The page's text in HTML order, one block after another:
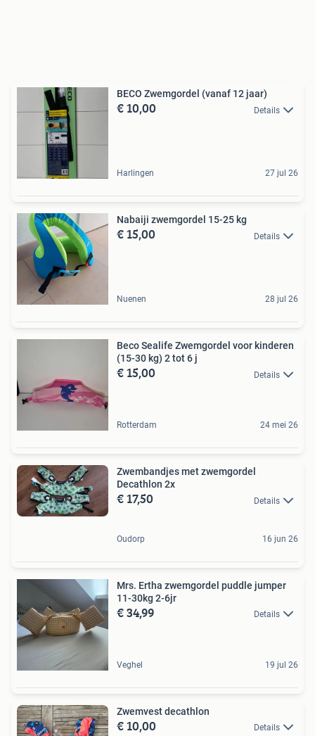
BECO Zwemgordel (vanaf 12 jaar)
€ 10,00 Details
Harlingen 27 jul 26
Nabaiji zwemgordel 15-25 kg
€ 15,00 Details
Nuenen 28 jul 26
Beco Sealife Zwemgordel voor kinderen
(15-30 kg) 2 tot 6 j
€ 15,00 Details
Rotterdam 24 mei 26
Zwembandjes met zwemgordel
Decathlon 2x
€ 17,50 Details
Oudorp 16 jun 26
Mrs. Ertha zwemgordel puddle jumper
11-30kg 2-6jr
€ 34,99 Details
Veghel 19 jul 26
Zwemvest decathlon
€ 10,00 Details